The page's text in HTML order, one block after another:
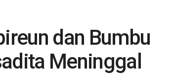
dan Bumbu
Meninggal